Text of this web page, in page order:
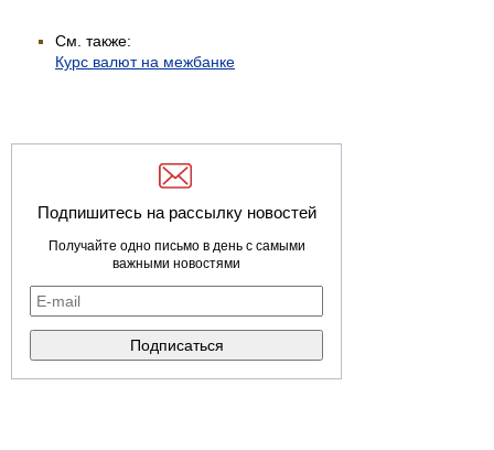
См. также:
Курс валют на межбанке
Подпишитесь на рассылку новостей
Получайте одно письмо в день с самыми
важными новостями